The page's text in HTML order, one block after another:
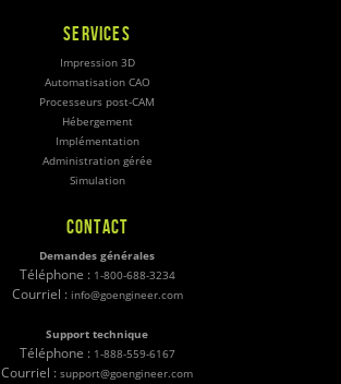
SERVICES
Impression 3D
Automatisation CAO
Processeurs post-CAM
Hébergement
Implémentation
Administration gérée
Simulation
CONTACT
Demandes générales
Téléphone : 1-800-688-3234
Courriel : info@goengineer.com
Support technique
Téléphone : 1-888-559-6167
Courriel : support@goengineer.com